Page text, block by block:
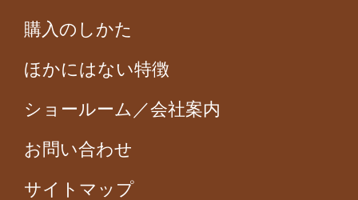
購入のしかた
ほかにはない特徴
ショールーム／会社案内
お問い合わせ
サイトマップ